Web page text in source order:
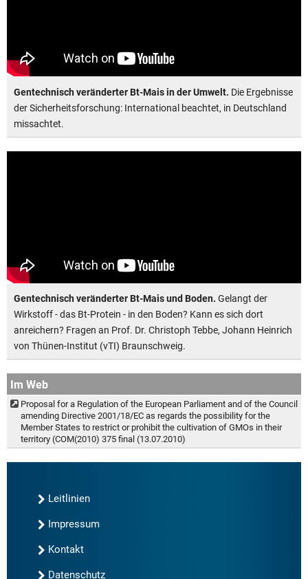
Gentechnisch veränderter Bt-Mais in der Umwelt. Die Ergebnisse
der Sicherheitsforschung: International beachtet, in Deutschland
missachtet.
Gentechnisch veränderter Bt-Mais und Boden. Gelangt der
Wirkstoff - das Bt-Protein - in den Boden? Kann es sich dort
anreichern? Fragen an Prof. Dr. Christoph Tebbe, Johann Heinrich
von Thünen-Institut (vTI) Braunschweig.
Im Web
Proposal for a Regulation of the European Parliament and of the Council
amending Directive 2001/18/EC as regards the possibility for the
Member States to restrict or prohibit the cultivation of GMOs in their
territory (COM(2010) 375 final (13.07.2010)
Leitlinien
Impressum
Kontakt
Datenschutz